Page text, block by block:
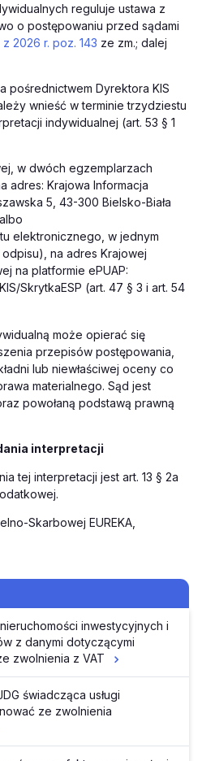
reguluje ustawa z
o postępowaniu przed sądami
z 2026 r. poz. 143 ze zm.; dalej
pośrednictwem Dyrektora KIS
wnieść w terminie trzydziestu
indywidualnej (art. 53 § 1
w dwóch egzemplarzach
adres: Krajowa Informacja
5, 43-300 Bielsko-Biała
elektronicznego, w jednym
na adres Krajowej
na platformie ePUAP:
SkrytkaESP (art. 47 § 3 i art. 54
może opierać się
przepisów postępowania,
lub niewłaściwej oceny co
materialnego. Sąd jest
powołaną podstawą prawną
interpretacji
tej interpretacji jest art. 13 § 2a
Skarbowej EUREKA,
inwestycyjnych i
z danymi dotyczącymi
zwolnienia z VAT
świadcząca usługi
ze zwolnienia